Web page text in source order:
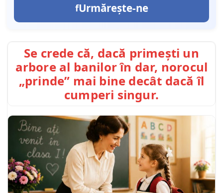
Urmărește-ne
Se crede că, dacă primești un
arbore al banilor în dar, norocul
„prinde” mai bine decât dacă îl
cumperi singur.